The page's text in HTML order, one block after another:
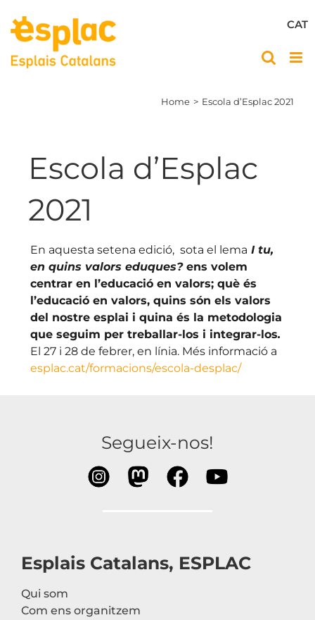
content
CAT
Home Escola d’Esplac 2021
Escola d’Esplac
2021
En aquesta setena edició, sota el lema I tu,
en quins valors eduques?ens volem
centrar en l’educació en valors; què és
l’educació en valors, quins són els valors
del nostre esplai i quina és la metodologia
que seguim per treballar-los i integrar-los.
El 27 i 28 de febrer, en línia. Més informació a
esplac.cat/formacions/escola-desplac/
Segueix-nos!
Esplais Catalans, ESPLAC
Qui som
Com ens organitzem